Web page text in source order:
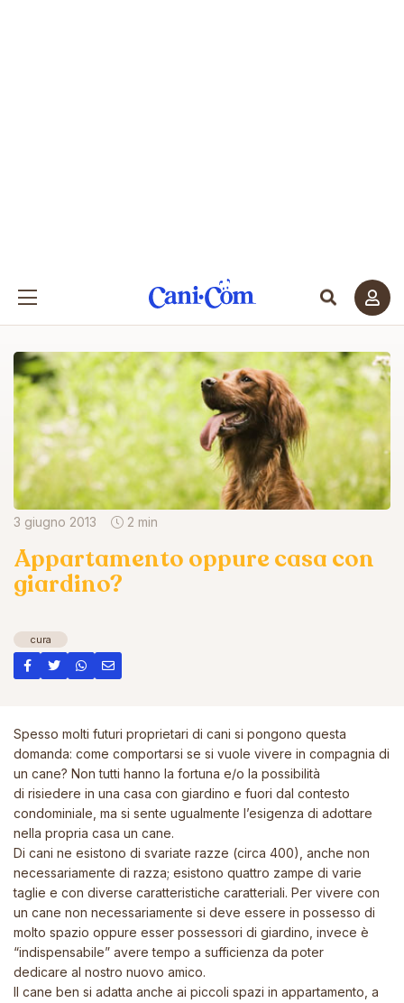
3 giugno 2013 2 min
Appartamento oppure casa con
giardino?
cura
Spesso molti futuri proprietari di cani si pongono questa
domanda: come comportarsi se si vuole vivere in compagnia di
un cane? Non tutti hanno la fortuna e/o la possibilità
di risiedere in una casa con giardino e fuori dal contesto
condominiale, ma si sente ugualmente l’esigenza di adottare
nella propria casa un cane.
Di cani ne esistono di svariate razze (circa 400), anche non
necessariamente di razza; esistono quattro zampe di varie
taglie e con diverse caratteristiche caratteriali. Per vivere con
un cane non necessariamente si deve essere in possesso di
molto spazio oppure esser possessori di giardino, invece è
“indispensabile” avere tempo a sufficienza da poter
dedicare al nostro nuovo amico.
Il cane ben si adatta anche ai piccoli spazi in appartamento, a